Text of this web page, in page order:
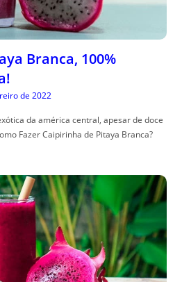
Branca, 100%
de 2022
da américa central, apesar de doce
Fazer Caipirinha de Pitaya Branca?